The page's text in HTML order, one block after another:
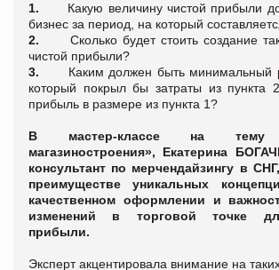
1. Какую величину чистой прибыли
бизнес за период, на который
2.Сколько будет стоить создание
чистой прибыли?
3. Каким должен быть минимальный
который покрыл бы затраты из пункта
прибыль в размере из пункта 1?
В мастер-классе на тему
магазиностроения», Екатерина
консультант по мерчендайзингу в
преимуществе уникальных
качественном оформлении и
изменений в торговой точке
прибыли.
Эксперт акцентировала внимание на